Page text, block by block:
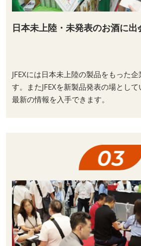
日本未上陸・未発表のお酒に出
JFEXには日本未上陸の製品をもった
す。またJFEXを新製品発表の場とし
最新の情報を入手できます。